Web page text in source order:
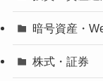
暗号資産・
株式・証券